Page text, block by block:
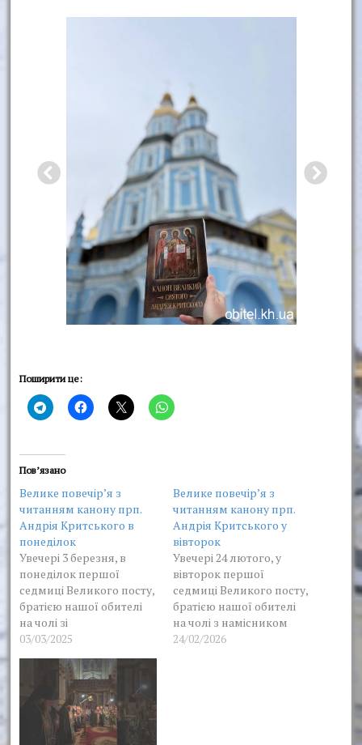
Поширити це:
Пов’язано
Велике повечір’я з
читанням канону прп.
Андрія Критського в
понеділок
Увечері 3 березня, в
понеділок першої
седмиці Великого посту,
братією нашої обителі
на чолі зі
священноархімандрито
Високопреосвященніши
м Онуфрієм, було
звершено велике
повечір'я з читанням
канону прп. Андрія
03/03/2025
Велике повечір’я з
читанням канону прп.
Андрія Критського у
вівторок
Увечері 24 лютого, у
вівторок першої
седмиці Великого посту,
братією нашої обителі
на чолі з намісником
було звершено велике
24/02/2026